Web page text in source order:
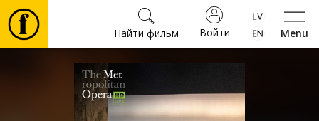
Menu
Войти
Найти фильм
Фильмы
Билеты